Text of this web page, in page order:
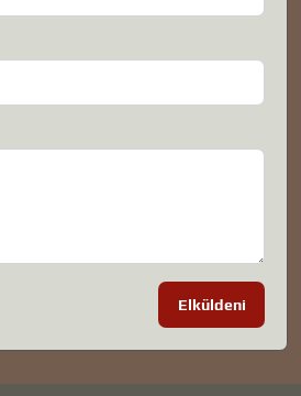
Elküldeni